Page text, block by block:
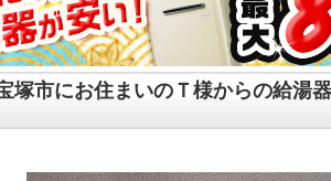
塚市にお住まいのＴ様からの給湯